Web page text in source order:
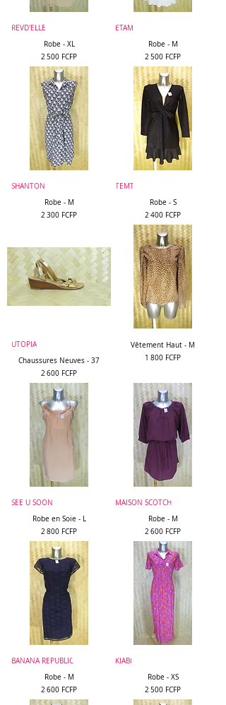
REVD'ELLE
Robe - XL
Prix
2 500 FCFP
ETAM
Robe - M
Prix
2 500 FCFP
SHANTON
Robe - M
Prix
2 300 FCFP
TEMT
Robe - S
Prix
2 400 FCFP
UTOPIA
Chaussures Neuves - 37
Prix
2 600 FCFP
Vêtement Haut - M
Prix
1 800 FCFP
SEE U SOON
Robe en Soie - L
Prix
2 800 FCFP
MAISON SCOTCH
Robe - M
Prix
2 600 FCFP
BANANA REPUBLIC
Robe - M
Prix
2 600 FCFP
KIABI
Robe - XS
Prix
2 500 FCFP